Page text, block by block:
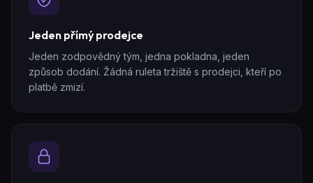
Jeden přímý prodejce
Jeden zodpovědný tým, jedna pokladna, jeden
způsob dodání. Žádná ruleta tržiště s prodejci, kteří po
platbě zmizí.